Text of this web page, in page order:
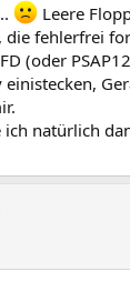
Leere
die fehlerfrei
(oder
ich natürlich